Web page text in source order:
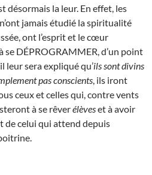
désormais la leur. En effet, les
jamais étudié la spiritualité
ont l’esprit et le cœur
se DÉPROGRAMMER, d’un point
leur sera expliqué qu’ils sont divins
pas conscients , ils iront
ceux et celles qui, contre vents
à se rêverélèveset à avoir
de celui qui attend depuis